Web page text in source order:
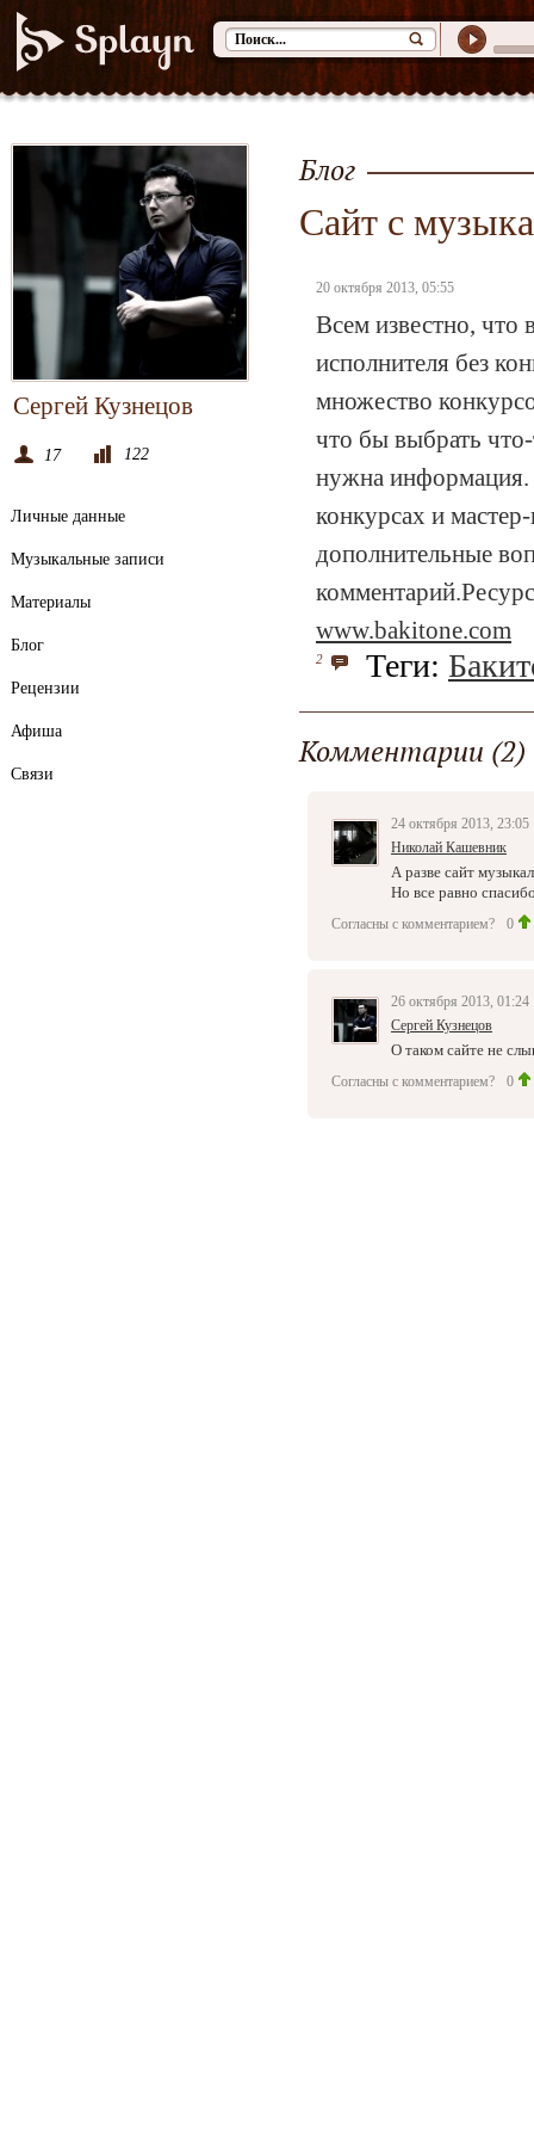
Сергей Кузнецов
17 122
Личные данные
Музыкальные записи
Материалы
Блог
Рецензии
Афиша
Связи
Блог
Сайт с
20 октября 2013, 05:55
Всем известно, что
исполнителя без
множество
что бы выбрать
нужна информация.
конкурсах и
дополнительные
www.bakitone.com
2 Теги:
Комментарии (2)
24 октября 2013, 23:05
Николай Кашевник
А разве сайт
Но все равно
Согласны с комментарием? 0
26 октября 2013, 01:24
Сергей Кузнецов
О таком сайте не
Согласны с комментарием? 0